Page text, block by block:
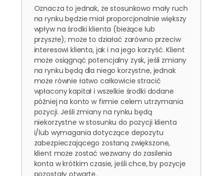
Oznacza to jednak, że stosunkowo mały ruch
na rynku będzie miał proporcjonalnie większy
wpływ na środki klienta (bieżące lub
przyszłe); może to działać zarówno przeciw
interesowi klienta, jak i na jego korzyść. Klient
może osiągnąć potencjalny zysk, jeśli zmiany
na rynku będą dla niego korzystne, jednak
może równie łatwo całkowicie stracić
wpłacony kapitał i wszelkie środki dodane
później na konto w firmie celem utrzymania
pozycji. Jeśli zmiany na rynku będą
niekorzystne w stosunku do pozycji klienta
i/lub wymagania dotyczące depozytu
zabezpieczającego zostaną zwiększone,
klient może zostać wezwany do zasilenia
konta w krótkim czasie, jeśli chce, by pozycje
pozostały otwarte.